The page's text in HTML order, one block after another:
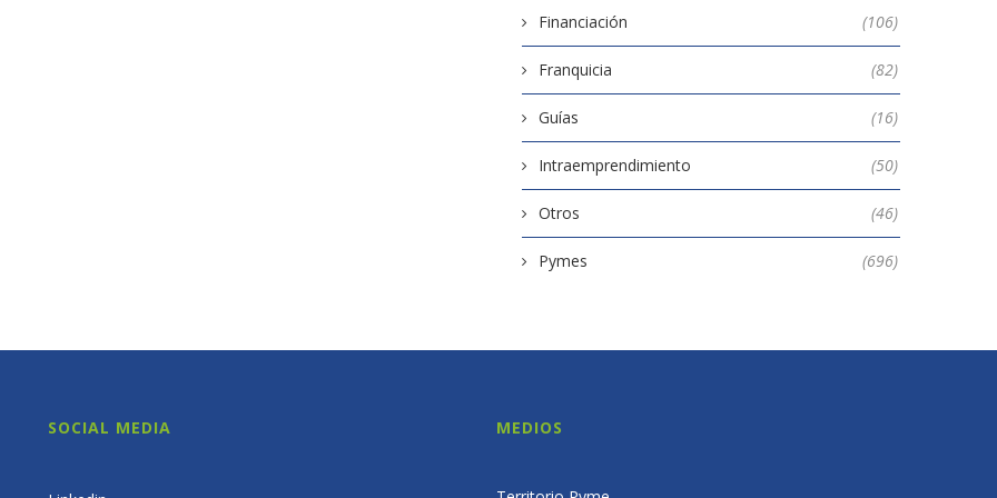
Financiación (106)
Franquicia (82)
Guías (16)
Intraemprendimiento (50)
Otros (46)
Pymes (696)
SOCIAL MEDIA MEDIOS